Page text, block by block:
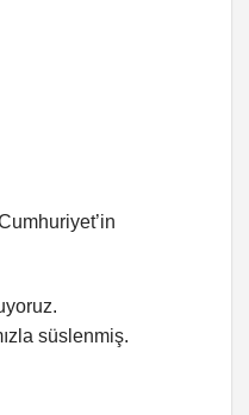
süslenmiş.